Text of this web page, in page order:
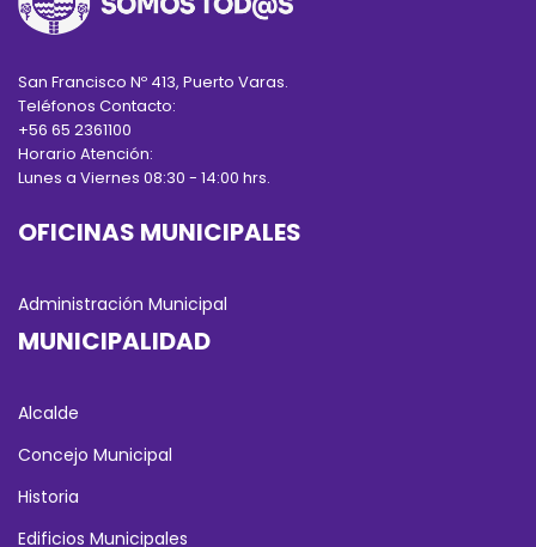
San Francisco Nº 413, Puerto Varas.
Teléfonos Contacto:
+56 65 2361100
Horario Atención:
Lunes a Viernes 08:30 - 14:00 hrs.
OFICINAS MUNICIPALES
Administración Municipal
MUNICIPALIDAD
Alcalde
Concejo Municipal
Historia
Edificios Municipales